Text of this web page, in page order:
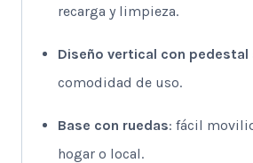
recarga y limpieza.
Diseño vertical con pedestal
comodidad de uso.
Base con ruedas: fácil
hogar o local.